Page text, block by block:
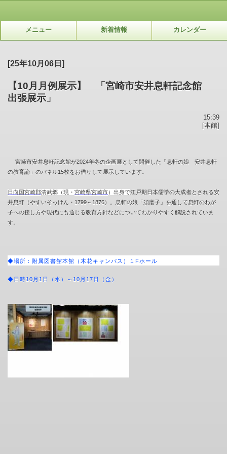
メニュー 新着情報 カレンダー
[25年10月06日]
【10月月例展示】 「宮崎市安井息軒記念館
出張展示」
15:39
[本館]
宮崎市安井息軒記念館が2024年冬の企画展として開催した「息軒の娘 安井息軒
の教育論」のパネル15枚をお借りして展示しています。
日向国宮崎郡清武郷（現・ 宮崎県宮崎市）出身で江戸期日本儒学の大成者とされる安
井息軒（やすいそっけん・ 1799～ 1876）。息軒の娘「須磨子」を通して息軒のわが
子への接し方や現代にも通じる教育方針などについてわかりやすく解説されていま
す。
◆場所：附属図書館本館（木花キャンパス）１ Fホール
◆日時10 月 1 日（水）～ 10 月 17 日（金）